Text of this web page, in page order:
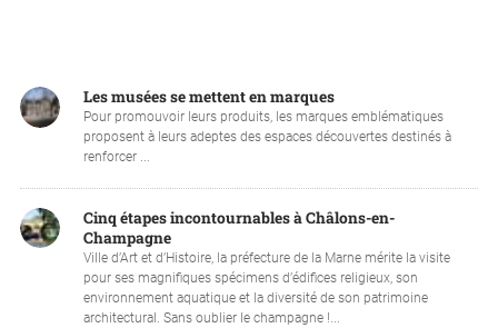
Les musées se mettent en marques
Pour promouvoir leurs produits, les marques emblématiques
proposent à leurs adeptes des espaces découvertes destinés à
renforcer ...
Cinq étapes incontournables à Châlons-en-
Champagne
Ville d’Art et d’Histoire, la préfecture de la Marne mérite la visite
pour ses magnifiques spécimens d’édifices religieux, son
environnement aquatique et la diversité de son patrimoine
architectural. Sans oublier le champagne !...